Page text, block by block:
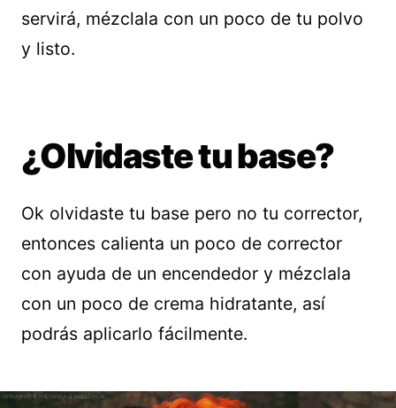
servirá, mézclala con un poco de tu polvo
y listo.
¿Olvidaste tu base?
Ok olvidaste tu base pero no tu corrector,
entonces calienta un poco de corrector
con ayuda de un encendedor y mézclala
con un poco de crema hidratante, así
podrás aplicarlo fácilmente.